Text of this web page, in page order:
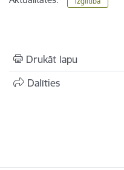
Drukāt lapu
Dalīties